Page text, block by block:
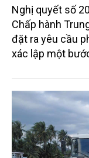
Nghị quyết số
Chấp hành
đặt ra yêu cầu
xác lập một
"phát triển kinh
gia biển mạnh".
nghiệp và Môi
từ hoàn thiện
quản lý tài